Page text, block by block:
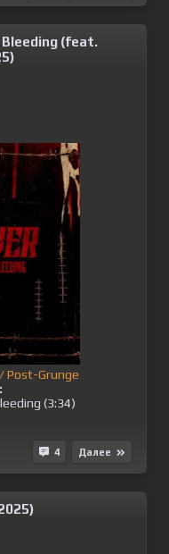
Bleeding (feat.
Post-Grunge
(3:34)
4 Далее